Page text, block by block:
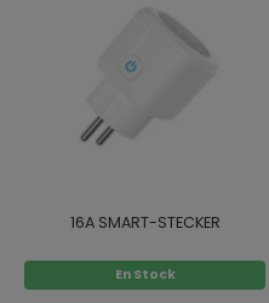
16A SMART-STECKER
En Stock